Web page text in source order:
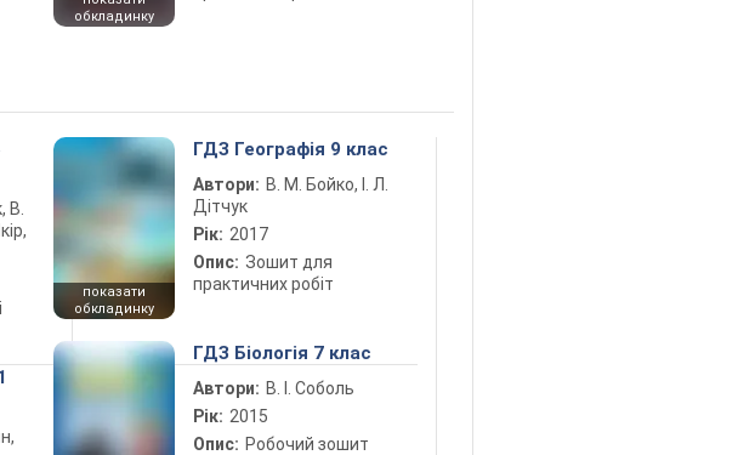
обкладинку
В.
показати
обкладинку
ГДЗ Географія 9 клас
Автори: В. М. Бойко, І. Л.
Дітчук
Рік: 2017
Опис: Зошит для
практичних робіт
ГДЗ Біологія 7 клас
Автори: В. І. Соболь
Рік: 2015
Опис: Робочий зошит